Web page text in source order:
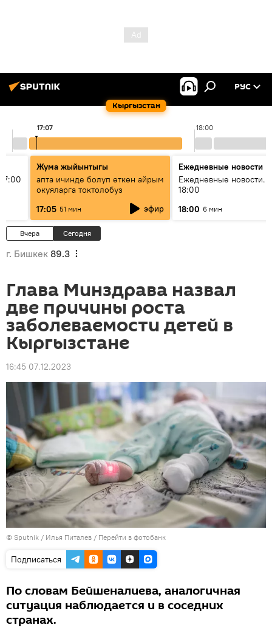
Кыргызстан
РУС
18:00
17:07
Жума жыйынтыгы
апта ичинде болуп өткөн айрым
окуяларга токтолобуз
17:05 51 мин эфир
Ежедневные новости
Ежедневные новости.
18:00
18:00 6 мин
Вчера Сегодня
г. Бишкек 89.3
Глава Минздрава назвал
две причины роста
заболеваемости детей в
Кыргызстане
16:45 07.12.2023
© Sputnik / Илья Питалев / Перейти в фотобанк
Подписаться
По словам Бейшеналиева, аналогичная
ситуация наблюдается и в соседних
странах.